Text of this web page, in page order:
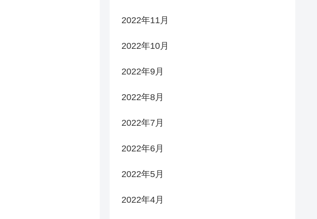
2022年11月
2022年10月
2022年9月
2022年8月
2022年7月
2022年6月
2022年5月
2022年4月